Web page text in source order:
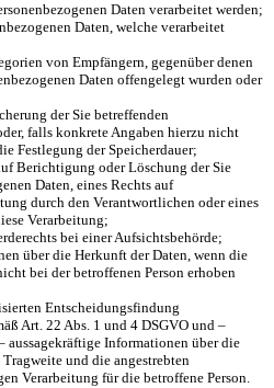
Daten verarbeitet werden;
Daten, welche verarbeitet
von Empfängern, gegenüber denen
Daten offengelegt wurden oder
der Sie betreffenden
falls konkrete Angaben hierzu nicht
Festlegung der Speicherdauer;
Berichtigung oder Löschung der Sie
Daten, eines Rechts auf
durch den Verantwortlichen oder eines
Verarbeitung;
bei einer Aufsichtsbehörde;
über die Herkunft der Daten, wenn die
bei der betroffenen Person erhoben
Entscheidungsfindung
Art. 22 Abs. 1 und 4 DSGVO und –
aussagekräftige Informationen über die
und die angestrebten
Verarbeitung für die betroffene Person.